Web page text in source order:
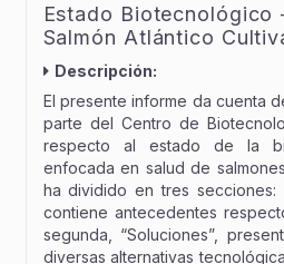
Estado Biotecnológico
Salmón Atlántico
Descripción:
El presente informe da cuenta
parte del Centro de
respecto al estado de la
enfocada en salud de
ha dividido en tres secciones:
contiene antecedentes
segunda, “Soluciones”,
diversas alternativas